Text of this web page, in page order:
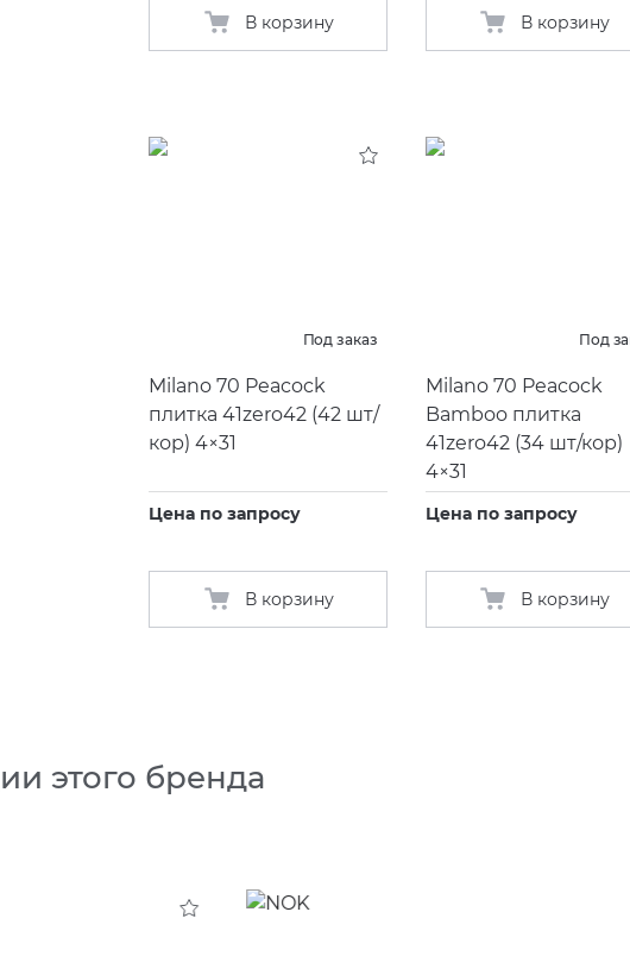
В корзину В корзину
Под заказ
Milano 70 Peacock
плитка 41zero42 (42 шт/
кор) 4×31
Цена по запросу
В корзину
Под
Milano 70 Peacock
Bamboo плитка
41zero42 (34 шт/кор)
4×31
Цена по запросу
В корзину
этого бренда